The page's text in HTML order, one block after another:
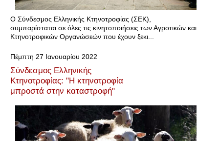
Ο Σύνδεσμος Ελληνικής Κτηνοτροφίας (ΣΕΚ),
συμπαρίσταται σε όλες τις κινητοποιήσεις των Αγροτικών και
Κτηνοτροφικών Οργανώσεών που έχουν ξεκι...
Πέμπτη 27 Ιανουαρίου 2022
Σύνδεσμος Ελληνικής
Κτηνοτροφίας: "Η κτηνοτροφία
μπροστά στην καταστροφή"